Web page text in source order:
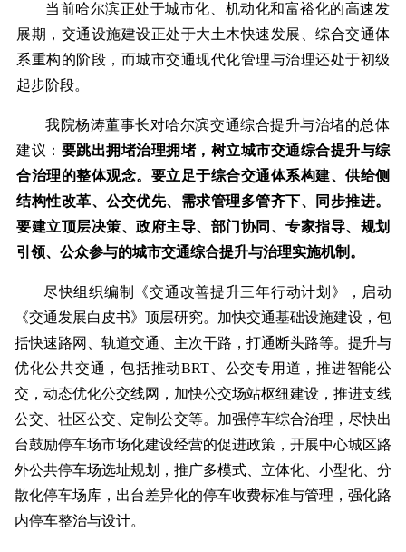
当前哈尔滨正处于城市化、机动化和富裕化的高速发
展期，交通设施建设正处于大土木快速发展、综合交通体
系重构的阶段，而城市交通现代化管理与治理还处于初级
起步阶段。
我院杨涛董事长对哈尔滨交通综合提升与治堵的总体
建议： 要跳出拥堵治理拥堵，树立城市交通综合提升与综
合治理的整体观念。要立足于综合交通体系构建、供给侧
结构性改革、公交优先、需求管理多管齐下、同步推进。
要建立顶层决策、政府主导、部门协同、专家指导、规划
引领、公众参与的城市交通综合提升与治理实施机制。
尽快组织编制《交通改善提升三年行动计划》，启动
《交通发展白皮书》顶层研究。加快交通基础设施建设，包
括快速路网、轨道交通、主次干路，打通断头路等。提升与
优化公共交通，包括推动BRT、公交专用道，推进智能公
交，动态优化公交线网，加快公交场站枢纽建设，推进支线
公交、社区公交、定制公交等。加强停车综合治理，尽快出
台鼓励停车场市场化建设经营的促进政策，开展中心城区路
外公共停车场选址规划，推广多模式、立体化、小型化、分
散化停车场库，出台差异化的停车收费标准与管理，强化路
内停车整治与设计。